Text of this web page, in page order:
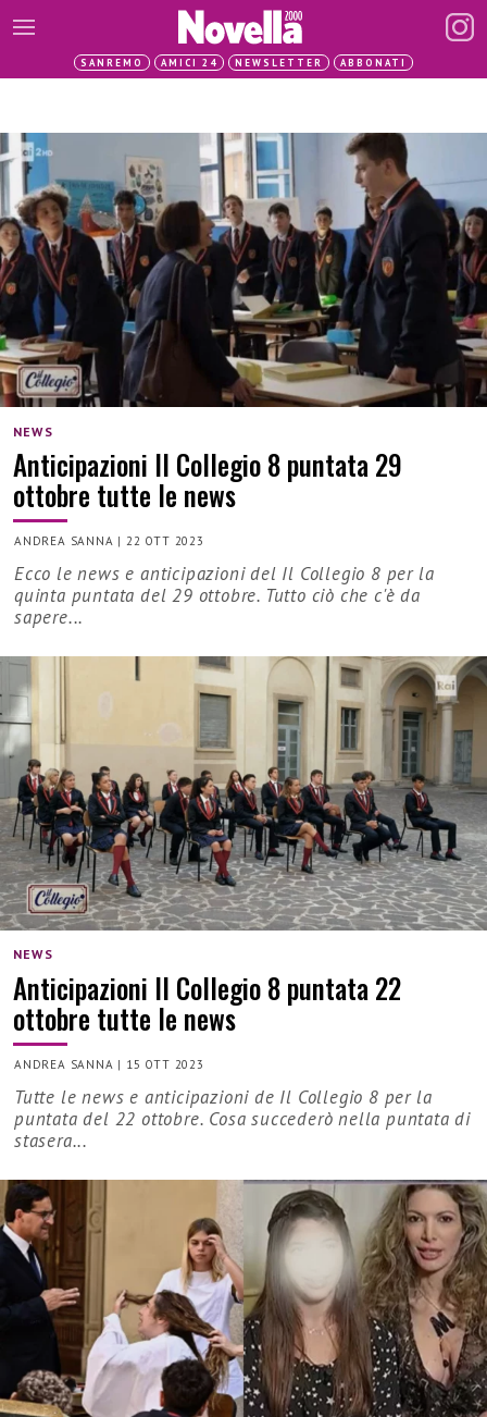
SANREMO AMICI 24 NEWSLETTER ABBONATI
NEWS
Anticipazioni Il Collegio 8 puntata 29
ottobre tutte le news
ANDREA SANNA |22 OTT 2023
Ecco le news e anticipazioni del Il Collegio 8 per la
quinta puntata del 29 ottobre. Tutto ciò che c'è da
sapere...
NEWS
Anticipazioni Il Collegio 8 puntata 22
ottobre tutte le news
ANDREA SANNA | 15 OTT 2023
Tutte le news e anticipazioni de Il Collegio 8 per la
puntata del 22 ottobre. Cosa succederò nella puntata di
stasera...